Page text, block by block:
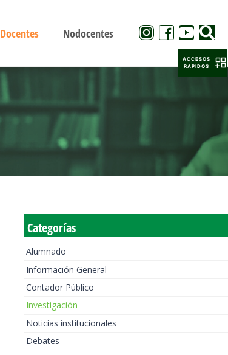
Docentes Nodocentes
Categorías
Alumnado
Información General
Contador Público
Investigación
Noticias institucionales
Debates
ACCESOS
RAPIDOS